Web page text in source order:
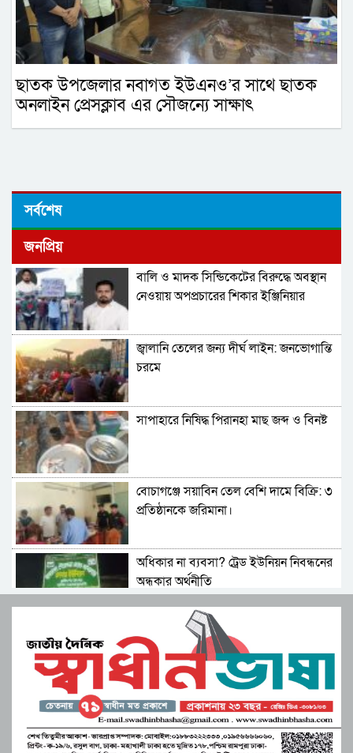
ছাতক উপজেলার নবাগত ইউএনও’র সাথে ছাতক
অনলাইন প্রেসক্লাব এর সৌজন্যে সাক্ষাৎ
সর্বশেষ
জনপ্রিয়
বালি ও মাদক সিন্ডিকেটের বিরুদ্ধে অবস্থান
নেওয়ায় অপপ্রচারের শিকার ইঞ্জিনিয়ার
জ্বালানি তেলের জন্য দীর্ঘ লাইন: জনভোগান্তি
চরমে
সাপাহারে নিষিদ্ধ পিরানহা মাছ জব্দ ও বিনষ্ট
বোচাগঞ্জে সয়াবিন তেল বেশি দামে বিক্রি: ৩
প্রতিষ্ঠানকে জরিমানা।
অধিকার না ব্যবসা? ট্রেড ইউনিয়ন নিবন্ধনের
অন্ধকার অর্থনীতি
সেতাবগঞ্জ সরকারি পাইলট মডেল উচ্চ
বিদ্যালয়ে বাংলা নববর্ষ উপলক্ষে চিত্রাঙ্কন।
মনপুরার মেঘনায় মৎস্য অফিস কর্তৃক বিশেষ
অভিযানে পাঙ্গাশ মাছের পোনা ধ্বংসকারী
চাই আটক!আগুনে পুড়িয়ে ধ্বংস